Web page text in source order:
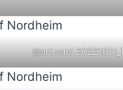
@artusmi